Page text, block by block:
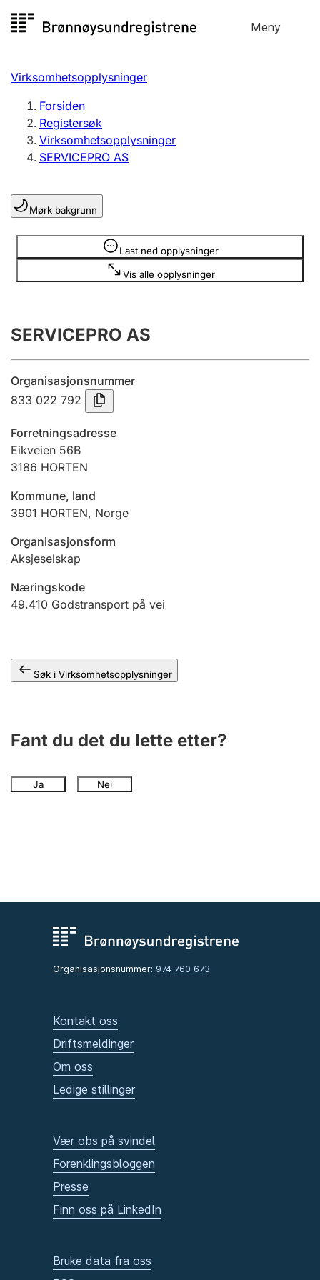
til
Meny
Registersøk
Aksjeselskap
Enkeltpersonforetak
Registrere, endre, slette
Lag og forening
Registrere, endre, slette
Årsregnskap
Innsending og forsinkelsesgebyr
Jeger
Ektepaktveileder
Offentlig sektor
Virksomhetsopplysninger
Forsiden
Registersøk
Virksomhetsopplysninger
SERVICEPRO AS
Mørk bakgrunn
Last ned opplysninger
Vis alle opplysninger
Opplysninger er skjult
SERVICEPRO AS
Organisasjonsnummer
833 022 792
Forretningsadresse
Eikveien 56B
3186 HORTEN
Kommune, land
3901 HORTEN, Norge
Organisasjonsform
Aksjeselskap
Næringskode
49.410 Godstransport på vei
Søk i Virksomhetsopplysninger
Fant du det du lette etter?
Ja Nei
Organisasjonsnummer: 974 760 673
Kontakt oss
Driftsmeldinger
Om oss
Ledige stillinger
Vær obs på svindel
Forenklingsbloggen
Presse
Finn oss på LinkedIn
Bruke data fra oss